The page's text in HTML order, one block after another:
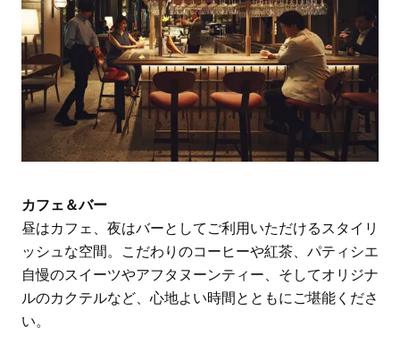
カフェ＆バー
昼はカフェ、夜はバーとしてご利用いただけるスタイリ
ッシュな空間。こだわりのコーヒーや紅茶、パティシエ
自慢のスイーツやアフタヌーンティー、そしてオリジナ
ルのカクテルなど、心地よい時間とともにご堪能くださ
い。